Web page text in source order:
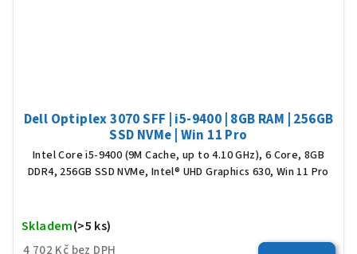
Dell Optiplex 3070 SFF | i5-9400 | 8GB RAM | 256GB
SSD NVMe | Win 11 Pro
Intel Core i5-9400 (9M Cache, up to 4.10 GHz), 6 Core, 8GB
DDR4, 256GB SSD NVMe, Intel® UHD Graphics 630, Win 11 Pro
4 702 Kč bez DPH
Skladem(>5 ks)